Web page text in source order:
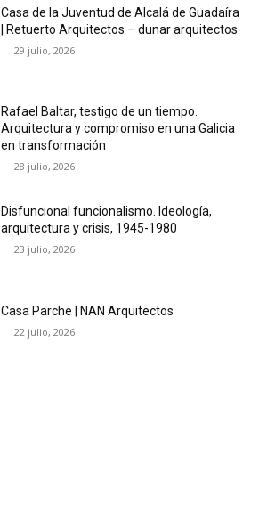
Casa de la Juventud de Alcalá de Guadaíra
| Retuerto Arquitectos – dunar arquitectos
29 julio, 2026
Rafael Baltar, testigo de un tiempo.
Arquitectura y compromiso en una Galicia
en transformación
28 julio, 2026
Disfuncional funcionalismo. Ideología,
arquitectura y crisis, 1945-1980
23 julio, 2026
Casa Parche | NAN Arquitectos
22 julio, 2026